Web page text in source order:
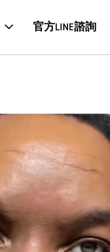
官方LINE諮詢